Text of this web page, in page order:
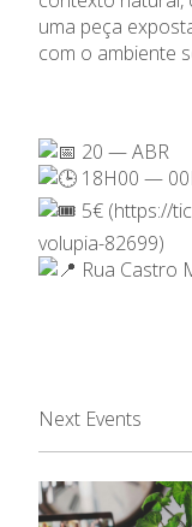
uma peça
com o ambiente
20 — ABR
18H00 —
5€ (https://
volupia-82699)
Rua Castro
Next Events